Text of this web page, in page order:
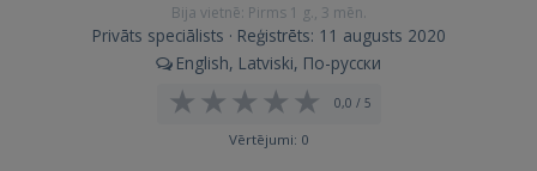
Bija vietnē: Pirms 1 g., 3 mēn.
Privāts speciālists · Reģistrēts: 11 augusts 2020
English, Latviski, По-русски
0,0 / 5
Vērtējumi: 0